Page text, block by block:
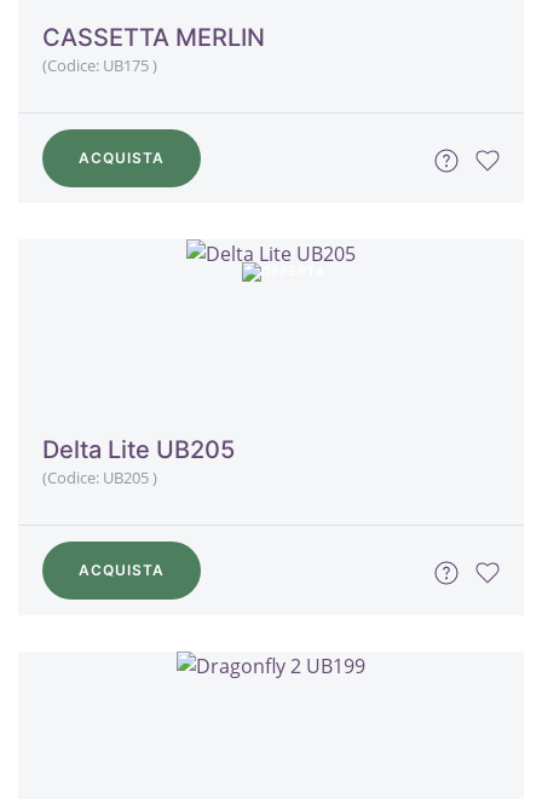
CASSETTA MERLIN
(Codice: UB175)
ACQUISTA
Delta Lite UB205
(Codice: UB205)
ACQUISTA